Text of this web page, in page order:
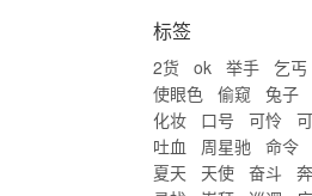
标签
2货 ok 举手 乞丐
使眼色
偷窥 兔子
化妆
口号 可怜
吐血
周星驰 命令
夏天
天使 奋斗